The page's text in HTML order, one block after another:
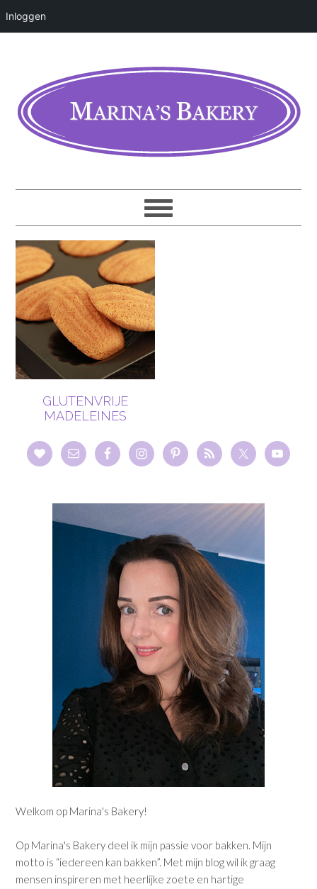
Inloggen
GLUTENVRIJE
MADELEINES
Welkom op Marina's Bakery!
Op Marina's Bakery deel ik mijn passie voor bakken. Mijn
motto is “iedereen kan bakken”. Met mijn blog wil ik graag
mensen inspireren met heerlijke zoete en hartige